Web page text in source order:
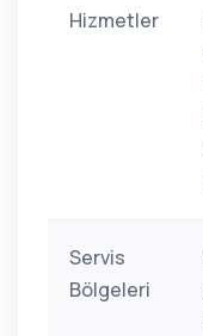
Hizmetler
Servis
Bölgeleri